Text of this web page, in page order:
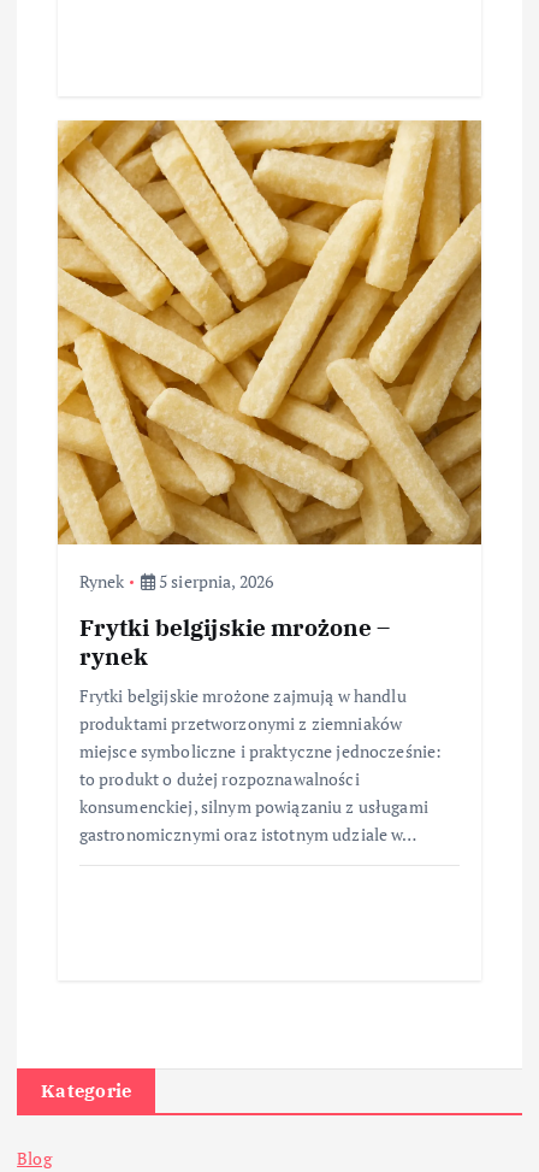
Rynek 5 sierpnia, 2026
Frytki belgijskie mrożone –
rynek
Frytki belgijskie mrożone zajmują w handlu
produktami przetworzonymi z ziemniaków
miejsce symboliczne i praktyczne jednocześnie:
to produkt o dużej rozpoznawalności
konsumenckiej, silnym powiązaniu z usługami
gastronomicznymi oraz istotnym udziale w…
Kategorie
Blog